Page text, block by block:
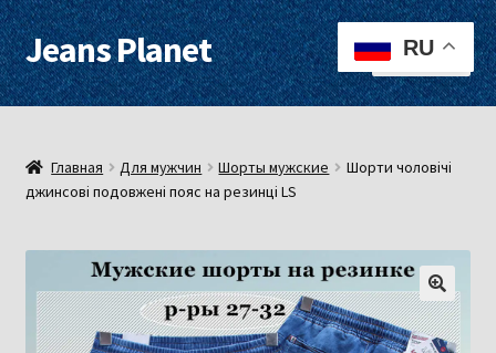
Перейти
к
навигации
Перейти
к
содержимому
Jeans Planet Меню
Для женщин
Для мужчин
Оплата, доставка
Контакты
Главная Для мужчин Шорты мужские
Шорти чоловічі
джинсові подовжені пояс на резинці LS
RU